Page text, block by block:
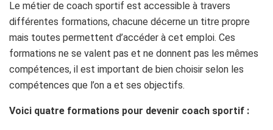
Le métier de coach sportif est accessible à travers
différentes formations, chacune décerne un titre propre
mais toutes permettent d’accéder à cet emploi. Ces
formations ne se valent pas et ne donnent pas les mêmes
compétences, il est important de bien choisir selon les
compétences que l’on a et ses objectifs.
Voici quatre formations pour devenir coach sportif :